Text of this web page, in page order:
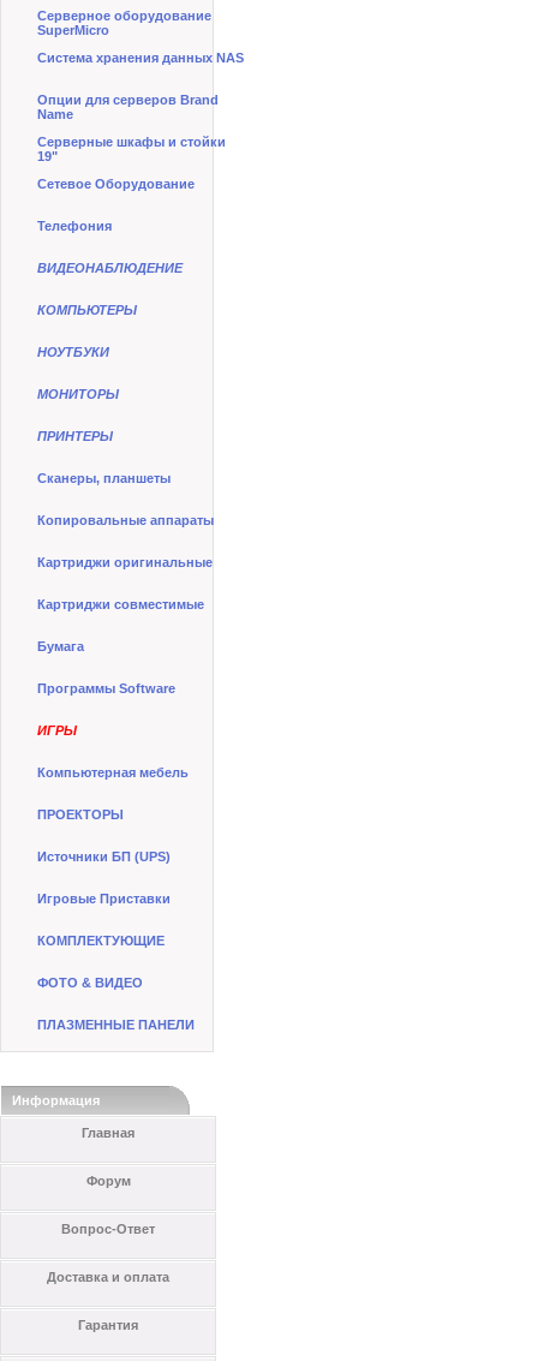
Серверное оборудование
SuperMicro
Система хранения данных NAS
Опции для серверов Brand
Name
Серверные шкафы и стойки
19"
Сетевое Оборудование
Телефония
ВИДЕОНАБЛЮДЕНИЕ
КОМПЬЮТЕРЫ
НОУТБУКИ
МОНИТОРЫ
ПРИНТЕРЫ
Сканеры, планшеты
Копировальные аппараты
Картриджи оригинальные
Картриджи совместимые
Бумага
Программы Software
ИГРЫ
Компьютерная мебель
ПРОЕКТОРЫ
Источники БП (UPS)
Игровые Приставки
КОМПЛЕКТУЮЩИЕ
ФОТО & ВИДЕО
ПЛАЗМЕННЫЕ ПАНЕЛИ
Информация
Главная
Форум
Вопрос-Ответ
Доставка и оплата
Гарантия